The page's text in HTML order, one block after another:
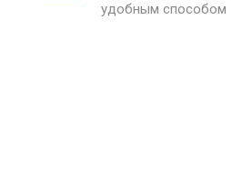
удобным способом